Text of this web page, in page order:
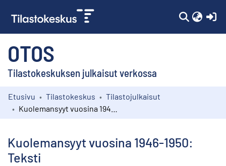
OTOS
Tilastokeskuksen julkaisut verkossa
Kokoelmat
Etusivu Tilastokeskus
Tilastojulkaisut
Kuolemansyyt vuosina 1946-1950:
Teksti